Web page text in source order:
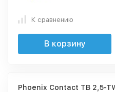
К сравнению
В корзину
Phoenix Contact TB 2,5-